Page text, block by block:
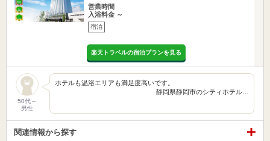
営業時間
入浴料金 ～
宿泊
楽天トラベルの宿泊プランを見る
50代～
男性
ホテルも温浴エリアも満足度高いです。
静岡県静岡市のシティホテル…
関連情報から探す